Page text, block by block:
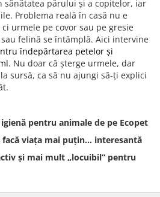
părului și a copitelor, iar
Problema reală în casă nu e
urmele pe covor sau pe gresie
felină se întâmplă. Aici intervine
îndepărtarea petelor și
. Nu doar că șterge urmele, dar
sursă, ca să nu ajungi să-ți explici
pentru animale de pe Ecopet
facă viața mai puțin… interesantă
și mai mult „locuibil” pentru